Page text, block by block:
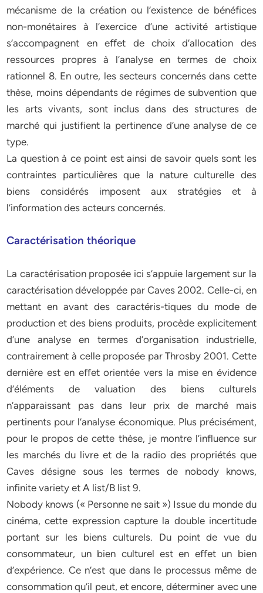
mécanisme de la création ou l’existence de bénéfices
non-monétaires à l’exercice d’une activité artistique
s’accompagnent en eﬀet de choix d’allocation des
ressources propres à l’analyse en termes de choix
rationnel 8. En outre, les secteurs concernés dans cette
thèse, moins dépendants de régimes de subvention que
les arts vivants, sont inclus dans des structures de
marché qui justifient la pertinence d’une analyse de ce
type.
La question à ce point est ainsi de savoir quels sont les
contraintes particulières que la nature culturelle des
biens considérés imposent aux stratégies et à
l’information des acteurs concernés.
Caractérisation théorique
La caractérisation proposée ici s’appuie largement sur la
caractérisation développée par Caves 2002. Celle-ci, en
mettant en avant des caractéris-tiques du mode de
production et des biens produits, procède explicitement
d’une analyse en termes d’organisation industrielle,
contrairement à celle proposée par Throsby 2001. Cette
dernière est en eﬀet orientée vers la mise en évidence
d’éléments de valuation des biens culturels
n’apparaissant pas dans leur prix de marché mais
pertinents pour l’analyse économique. Plus précisément,
pour le propos de cette thèse, je montre l’influence sur
les marchés du livre et de la radio des propriétés que
Caves désigne sous les termes de nobody knows,
infinite variety et A list/B list 9.
Nobody knows (« Personne ne sait ») Issue du monde du
cinéma, cette expression capture la double incertitude
portant sur les biens culturels. Du point de vue du
consommateur, un bien culturel est en eﬀet un bien
d’expérience. Ce n’est que dans le processus même de
consommation qu’il peut, et encore, déterminer avec une